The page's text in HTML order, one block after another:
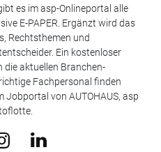
es im asp-Onlineportal alle
E-PAPER. Ergänzt wird das
Rechtsthemen und
Ein kostenloser
die aktuellen Branchen-
Fachpersonal finden
Jobportal von AUTOHAUS, asp